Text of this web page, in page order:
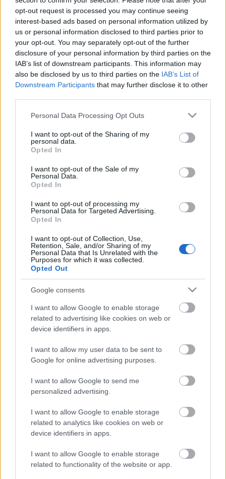
opt-out request is processed you may continue seeing
interest-based ads based on personal information utilized by
us or personal information disclosed to third parties prior to
your opt-out. You may separately opt-out of the further
disclosure of your personal information by third parties on the
IAB’s list of downstream participants. This information may
also be disclosed by us to third parties on the IAB’s List of
Downstream Participants that may further disclose it to other
Please note that this website/app uses one or more Google
not limited to your visit or usage behaviour. You may click to
grant or deny consent to Google and its third-party tags to
use your data for below specified purposes in below Google
consent section.
Personal Data Processing Opt Outs
I want to opt-out of the Sharing of my
personal data.
Opted In
I want to opt-out of the Sale of my
Personal Data.
Opted In
I want to opt-out of processing my
Personal Data for Targeted Advertising.
Opted In
I want to opt-out of Collection, Use,
Retention, Sale, and/or Sharing of my
Personal Data that Is Unrelated with the
Purposes for which it was collected.
Opted Out
Google consents
I want to allow Google to enable storage
related to advertising like cookies on web or
device identifiers in apps.
I want to allow my user data to be sent to
Google for online advertising purposes.
I want to allow Google to send me
personalized advertising.
I want to allow Google to enable storage
related to analytics like cookies on web or
device identifiers in apps.
I want to allow Google to enable storage
related to functionality of the website or app.
A könyv csábereje az, hogy a bájos szerző egy
mielőtt íróvá vált volna. Ennek megfelelően első
kézből van információja arról, hogy néz ki belülről a
ehhez hasonló nyalánkságokról. Csakhogy ettől még
nem válik íróvá az ember, a szöveg és a történet
táplálkozik, amit nem is nagyon titkol az író, folyton
olyan fordulatok vannak benne, hogy „úgy nézett
hátra, mint Buffalo Bill A bárányok hallgatnakban”.
Nem nagy szakmai kihívás ezt lefordítani. Bezzeg
újraolvasni! Vagy egyáltalán: elolvasni.
Címkék:Alaina Urquhart
Ajánlott bejegyzések:
A megválaszolatlan kérdés